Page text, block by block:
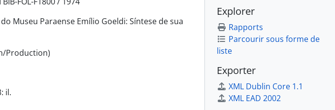
Museu Paraense Emílio Goeldi: Síntese de sua
Production)
il.
Explorer
Rapports
Parcourir sous forme de
liste
Exporter
XML Dublin Core 1.1
XML EAD 2002